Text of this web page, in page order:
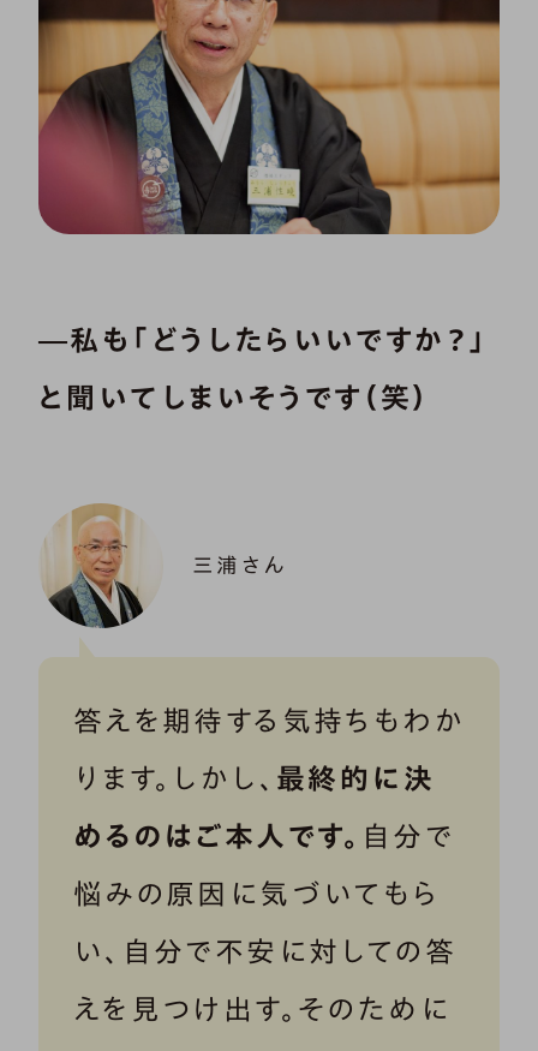
―私も「どうしたらいいですか？」
と聞いてしまいそうです（笑）
三浦さん
答えを期待する気持ちもわか
ります。しかし、 最終的に決
めるのはご本人です。 自分で
悩みの原因に気づいてもら
い、自分で不安に対しての答
えを見つけ出す。そのために